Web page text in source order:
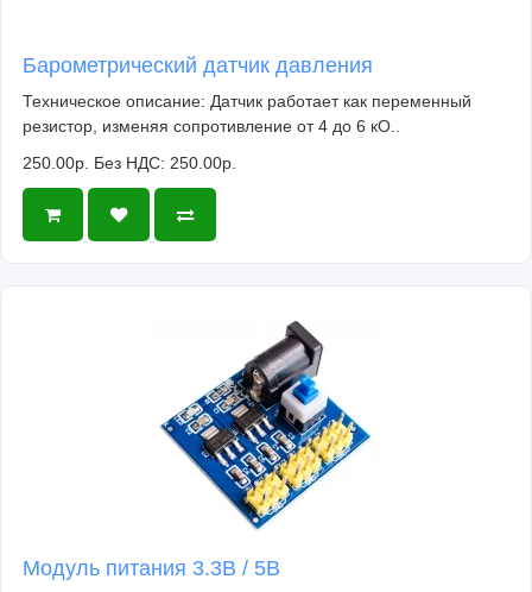
Барометрический датчик давления
Техническое описание: Датчик работает как переменный
резистор, изменяя сопротивление от 4 до 6 кО..
250.00р. Без НДС: 250.00р.
Модуль питания 3.3В / 5В